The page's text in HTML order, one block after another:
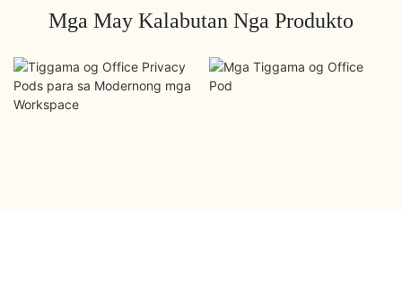
Mga May Kalabutan Nga Produkto